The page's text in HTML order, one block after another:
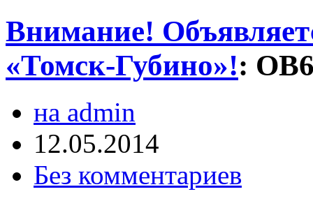
Внимание!
«Томск-Губино»!:
на admin
12.05.2014
Без комментариев